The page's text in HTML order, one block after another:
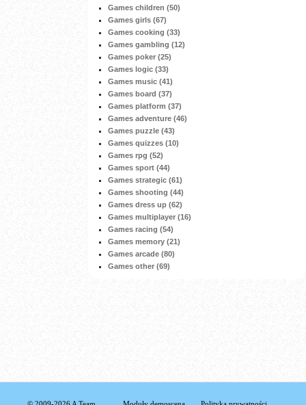
Games children (50)
Games girls (67)
Games cooking (33)
Games gambling (12)
Games poker (25)
Games logic (33)
Games music (41)
Games board (37)
Games platform (37)
Games adventure (46)
Games puzzle (43)
Games quizzes (10)
Games rpg (52)
Games sport (44)
Games strategic (61)
Games shooting (44)
Games dress up (62)
Games multiplayer (16)
Games racing (54)
Games memory (21)
Games arcade (80)
Games other (69)